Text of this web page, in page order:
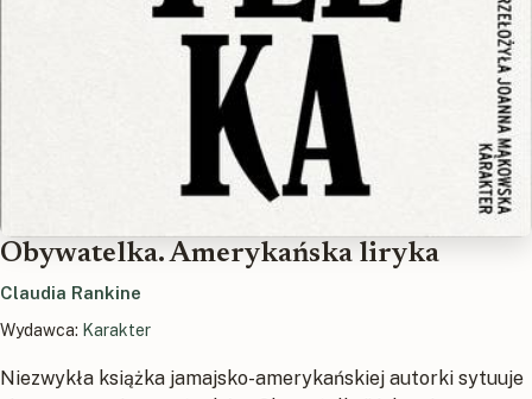
Obywatelka. Amerykańska liryka
Claudia Rankine
Wydawca: Karakter
Niezwykła książka jamajsko-amerykańskiej autorki sytuuje